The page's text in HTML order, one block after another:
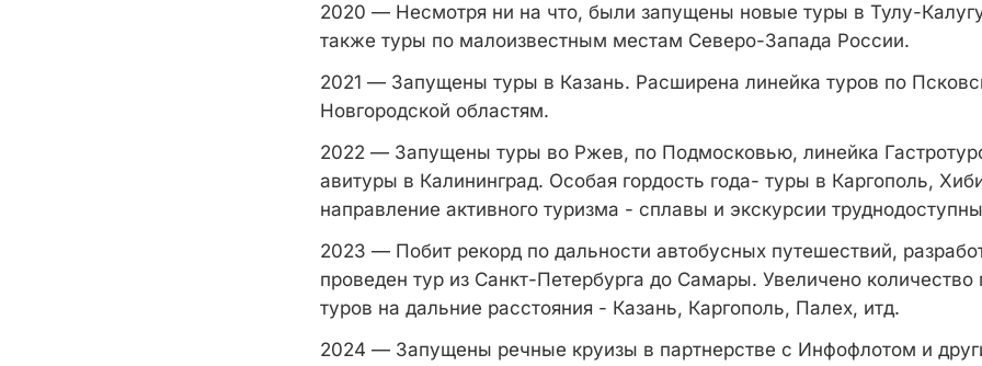
2020 — Несмотря ни на что, были запущены новые туры в Тулу-
также туры по малоизвестным местам Северо-Запада России.
2021 — Запущены туры в Казань. Расширена линейка туров по
Новгородской областям.
2022 — Запущены туры во Ржев, по Подмосковью, линейка
авитуры в Калининград. Особая гордость года- туры в Каргополь,
направление активного туризма - сплавы и экскурсии
2023 — Побит рекорд по дальности автобусных путешествий,
проведен тур из Санкт-Петербурга до Самары. Увеличено количество
туров на дальние расстояния - Казань, Каргополь, Палех, итд.
2024 — Запущены речные круизы в партнерстве с Инфофлотом и